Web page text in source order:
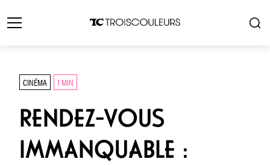
CINÉMA 1 MIN
RENDEZ-VOUS
IMMANQUABLE :